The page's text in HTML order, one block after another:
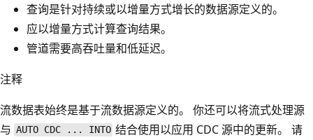
查询是针对持续或以增量方式增长的数据源定义的。
应以增量方式计算查询结果。
管道需要高吞吐量和低延迟。
注释
流数据表始终是基于流数据源定义的。 你还可以将流式处理源
与 AUTO CDC ... INTO 结合使用以应用 CDC 源中的更新。 请